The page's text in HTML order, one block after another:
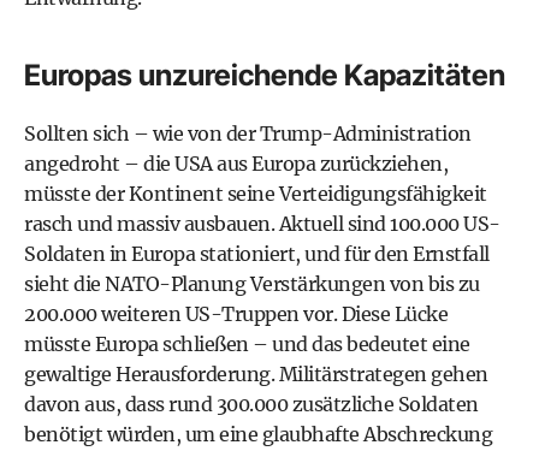
Europas unzureichende Kapazitäten
Sollten sich – wie von der Trump-Administration
angedroht – die USA aus Europa zurückziehen,
müsste der Kontinent seine Verteidigungsfähigkeit
rasch und massiv ausbauen. Aktuell sind 100.000 US-
Soldaten in Europa stationiert, und für den Ernstfall
sieht die NATO-Planung Verstärkungen von bis zu
200.000 weiteren US-Truppen vor. Diese Lücke
müsste Europa schließen – und das bedeutet eine
gewaltige Herausforderung. Militärstrategen gehen
davon aus, dass rund 300.000 zusätzliche Soldaten
benötigt würden, um eine glaubhafte Abschreckung